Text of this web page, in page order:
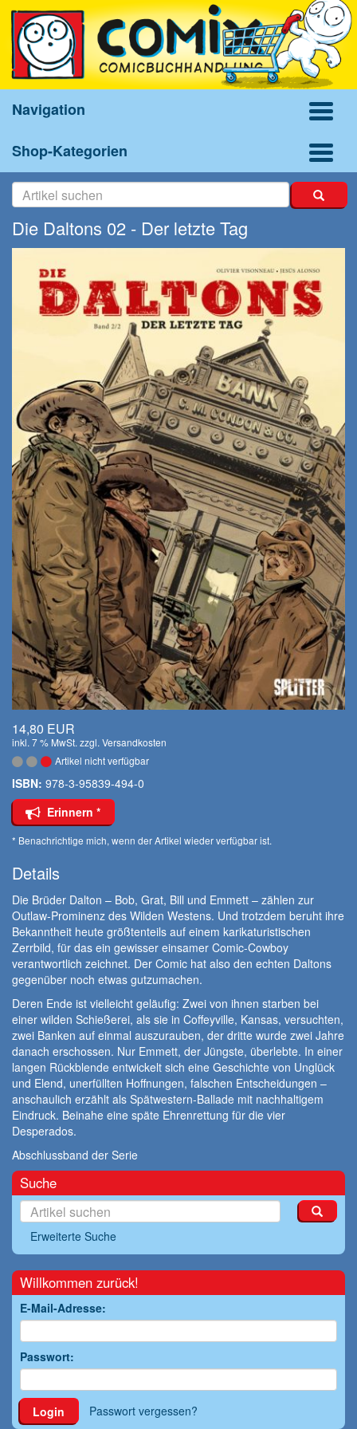
Navigation
Shop-Kategorien
Die Daltons 02 - Der letzte Tag
14,80 EUR
inkl. 7 % MwSt. zzgl. Versandkosten
Artikel nicht verfügbar
ISBN: 978-3-95839-494-0
Erinnern *
* Benachrichtige mich, wenn der Artikel wieder verfügbar ist.
Details
Die Brüder Dalton – Bob, Grat, Bill und Emmett – zählen zur
Outlaw-Prominenz des Wilden Westens. Und trotzdem beruht ihre
Bekanntheit heute größtenteils auf einem karikaturistischen
Zerrbild, für das ein gewisser einsamer Comic-Cowboy
verantwortlich zeichnet. Der Comic hat also den echten Daltons
gegenüber noch etwas gutzumachen.
Deren Ende ist vielleicht geläufig: Zwei von ihnen starben bei
einer wilden Schießerei, als sie in Coffeyville, Kansas, versuchten,
zwei Banken auf einmal auszurauben, der dritte wurde zwei Jahre
danach erschossen. Nur Emmett, der Jüngste, überlebte. In einer
langen Rückblende entwickelt sich eine Geschichte von Unglück
und Elend, unerfüllten Hoffnungen, falschen Entscheidungen –
anschaulich erzählt als Spätwestern-Ballade mit nachhaltigem
Eindruck. Beinahe eine späte Ehrenrettung für die vier
Desperados.
Abschlussband der Serie
Suche
Erweiterte Suche
Willkommen zurück!
E-Mail-Adresse:
Passwort:
Login Passwort vergessen?